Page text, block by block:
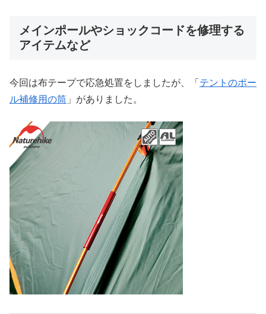
メインポールやショックコードを修理する
アイテムなど
今回は布テープで応急処置をしましたが、「 テントのポー
ル補修用の筒 」がありました。